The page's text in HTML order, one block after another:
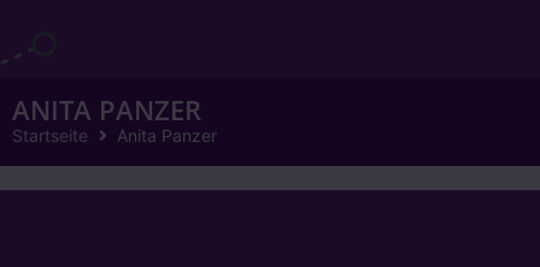
ANITA PANZER
Startseite Anita Panzer